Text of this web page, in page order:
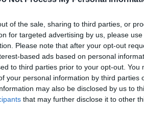
of the sale, sharing to third parties, or
for targeted advertising by us, please
Please note that after your opt-out
based ads based on personal
to third parties prior to your opt-out. You
your personal information by third parties
may also be disclosed by us to
that may further disclose it to other